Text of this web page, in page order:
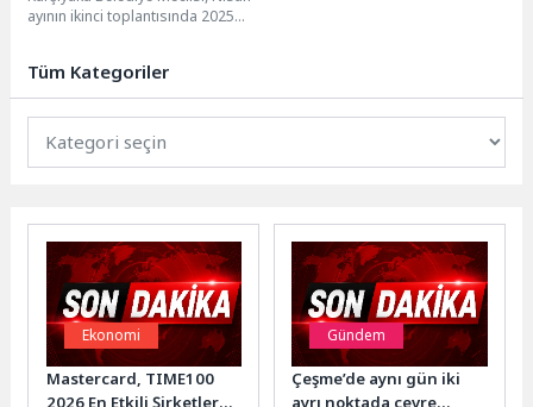
ayının ikinci toplantısında 2025
projelere...
Tüm Kategoriler
Ekonomi
Mastercard, TIME100
2026 En Etkili Şirketler
Gündem
Çeşme’de aynı gün iki
ayrı noktada çevre